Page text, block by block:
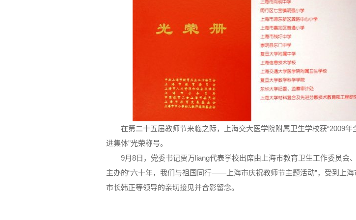
在第二十五届教师节来临之际，上海交大医学院附属卫生学校获“2009年
进集体”光荣称号。
9月8日，党委书记贾万liang代表学校出席由上海市教育卫生工作委员会
主办的“六十年，我们与祖国同行――上海市庆祝教师节主题活动”，受到上海
市长韩正等领导的亲切接见并合影留念。